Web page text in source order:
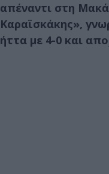
απέναντι στη
Καραϊσκάκης»,
ήττα με 4-0 και